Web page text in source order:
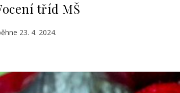
tříd MŠ
23. 4. 2024.